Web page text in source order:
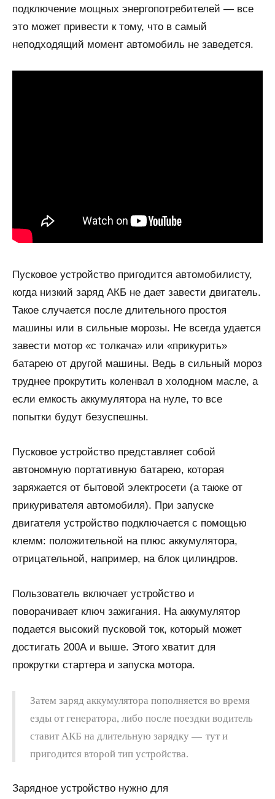
подключение мощных энергопотребителей — все
это может привести к тому, что в самый
неподходящий момент автомобиль не заведется.
Пусковое устройство пригодится автомобилисту,
когда низкий заряд АКБ не дает завести двигатель.
Такое случается после длительного простоя
машины или в сильные морозы. Не всегда удается
завести мотор «с толкача» или «прикурить»
батарею от другой машины. Ведь в сильный мороз
труднее прокрутить коленвал в холодном масле, а
если емкость аккумулятора на нуле, то все
попытки будут безуспешны.
Пусковое устройство представляет собой
автономную портативную батарею, которая
заряжается от бытовой электросети (а также от
прикуривателя автомобиля). При запуске
двигателя устройство подключается с помощью
клемм: положительной на плюс аккумулятора,
отрицательной, например, на блок цилиндров.
Пользователь включает устройство и
поворачивает ключ зажигания. На аккумулятор
подается высокий пусковой ток, который может
достигать 200А и выше. Этого хватит для
прокрутки стартера и запуска мотора.
Затем заряд аккумулятора пополняется во время
езды от генератора, либо после поездки водитель
ставит АКБ на длительную зарядку — тут и
пригодится второй тип устройства.
Зарядное устройство нужно для